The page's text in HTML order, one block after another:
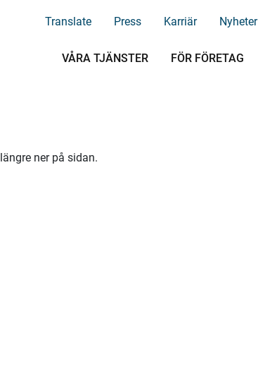
Translate Press Karriär Nyheter
VÅRA TJÄNSTER FÖR FÖRETAG
ner på sidan.